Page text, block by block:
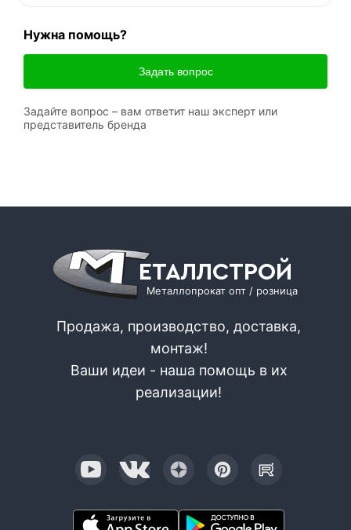
Нужна помощь?
Задать вопрос
Задайте вопрос – вам ответит наш эксперт или
представитель бренда
ЕТАЛЛСТРОЙ
Металлопрокат опт / розница
Продажа, производство, доставка,
монтаж!
Ваши идеи - наша помощь в их
реализации!